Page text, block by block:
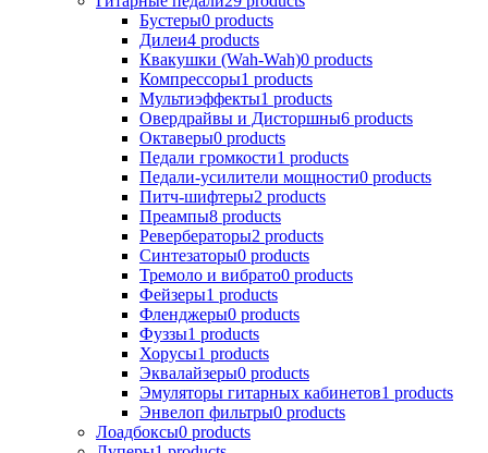
Бустеры0 products
Дилеи4 products
Квакушки (Wah-Wah)0 products
Компрессоры1 products
Мультиэффекты1 products
Овердрайвы и Дисторшны6 products
Октаверы0 products
Педали громкости1 products
Педали-усилители мощности0 products
Питч-шифтеры2 products
Преампы8 products
Ревербераторы2 products
Синтезаторы0 products
Тремоло и вибрато0 products
Фейзеры1 products
Фленджеры0 products
Фуззы1 products
Хорусы1 products
Эквалайзеры0 products
Эмуляторы гитарных кабинетов1 products
Энвелоп фильтры0 products
Лоадбоксы0 products